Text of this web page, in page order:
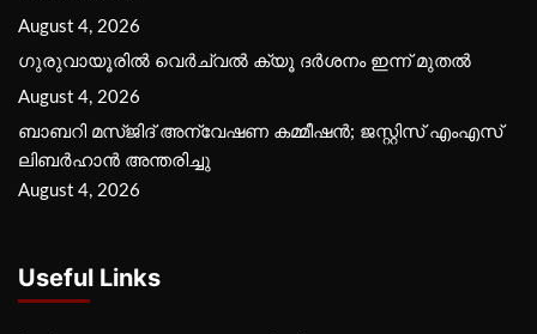
August 4, 2026
ഗുരുവായൂരില്‍ വെര്‍ച്വല്‍ ക്യൂ ദര്‍ശനം ഇന്ന് മുതല്‍
August 4, 2026
ബാബറി മസ്ജിദ് അന്വേഷണ കമ്മീഷന്‍; ജസ്റ്റിസ് എംഎസ്
ലിബര്‍ഹാന്‍ അന്തരിച്ചു
August 4, 2026
Useful Links